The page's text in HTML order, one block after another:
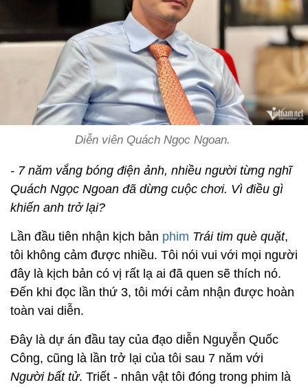
Diễn viên Quách Ngọc Ngoan.
- 7 năm vắng bóng điện ảnh, nhiều người từng nghĩ
Quách Ngọc Ngoan đã dừng cuộc chơi. Vì điều gì
khiến anh trở lại?
Lần đầu tiên nhận kịch bản phim Trái tim què quặt,
tôi không cảm được nhiều. Tôi nói vui với mọi người
đây là kịch bản có vị rất lạ ai đã quen sẽ thích nó.
Đến khi đọc lần thứ 3, tôi mới cảm nhận được hoàn
toàn vai diễn.
Đây là dự án đầu tay của đạo diễn Nguyễn Quốc
Công, cũng là lần trở lại của tôi sau 7 năm với
Người bất tử. Triết - nhân vật tôi đóng trong phim là